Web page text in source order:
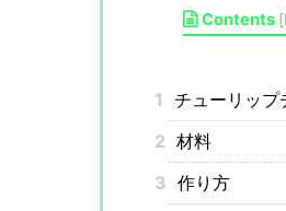
Contents [
1 チューリップ
2 材料
3 作り方